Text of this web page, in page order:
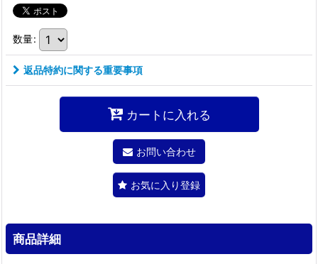
数量:
返品特約に関する重要事項
カートに入れる
お問い合わせ
お気に入り登録
商品詳細